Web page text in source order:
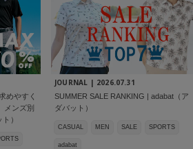
めやすく
メンズ別
）
JOURNAL | 2026.07.31
SUMMER SALE RANKING | adabat（ア
ダバット）
CASUAL MEN SALE SPORTS
adabat